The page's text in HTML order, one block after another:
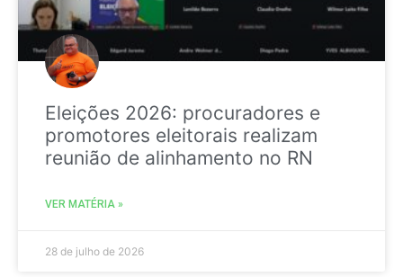
Eleições 2026: procuradores e
promotores eleitorais realizam
reunião de alinhamento no RN
VER MATÉRIA »
28 de julho de 2026